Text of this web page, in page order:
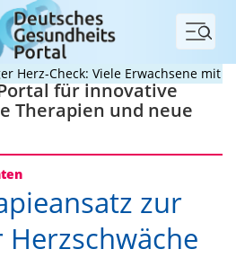
Menü
Check: Viele Erwachsene mit
für innovative
Therapien und neue
zur